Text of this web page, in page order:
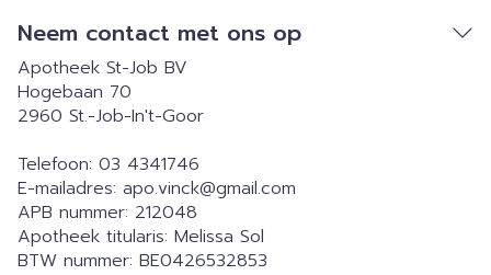
Neem contact met ons op
Apotheek St-Job BV
Hogebaan 70
2960 St.-Job-In't-Goor
Telefoon: 03 4341746
E-mailadres: apo.vinck@gmail.com
APB nummer: 212048
Apotheek titularis: Melissa Sol
BTW nummer: BE0426532853